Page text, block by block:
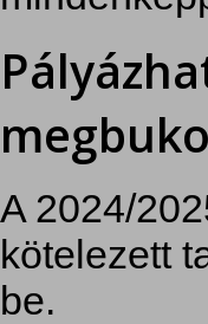
A 2024/
kötelezett
be.